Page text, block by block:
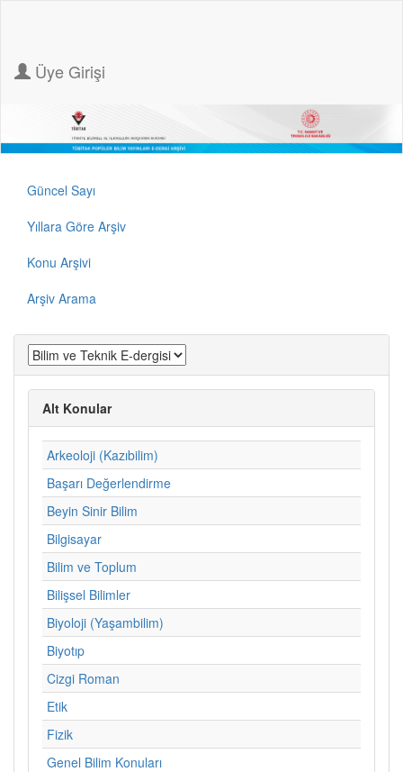
Üye Girişi
Güncel Sayı
Yıllara Göre Arşiv
Konu Arşivi
Arşiv Arama
Alt Konular
Arkeoloji (Kazıbilim)
Başarı Değerlendirme
Beyin Sinir Bilim
Bilgisayar
Bilim ve Toplum
Bilişsel Bilimler
Biyoloji (Yaşambilim)
Biyotıp
Cizgi Roman
Etik
Fizik
Genel Bilim Konuları